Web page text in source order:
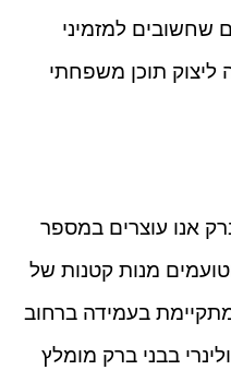
שחשובים למזמיני
תוכן משפחתי
אנו עוצרים במספר
מנות קטנות של
בעמידה ברחוב
בבני ברק מומלץ